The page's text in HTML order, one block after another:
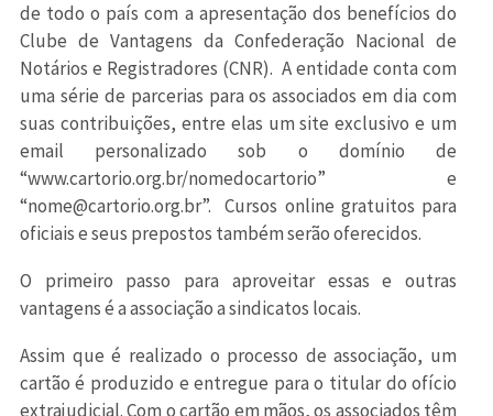
de todo o país com a apresentação dos benefícios do
Clube de Vantagens da Confederação Nacional de
Notários e Registradores (CNR). A entidade conta com
uma série de parcerias para os associados em dia com
suas contribuições, entre elas um site exclusivo e um
email personalizado sob o domínio de
“www.cartorio.org.br/nomedocartorio” e
“nome@cartorio.org.br”. Cursos online gratuitos para
oficiais e seus prepostos também serão oferecidos.
O primeiro passo para aproveitar essas e outras
vantagens é a associação a sindicatos locais.
Assim que é realizado o processo de associação, um
cartão é produzido e entregue para o titular do ofício
extrajudicial. Com o cartão em mãos, os associados têm